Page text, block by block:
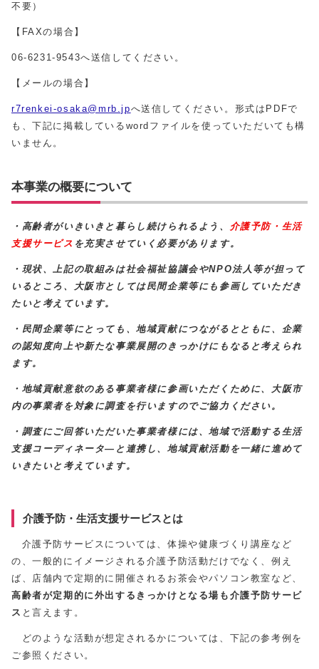
不要）
【FAXの場合】
06-6231-9543へ送信してください。
【メールの場合】
r7renkei-osaka@mrb.jpへ送信してください。形式はPDFで
も、下記に掲載しているwordファイルを使っていただいても構
いません。
本事業の概要について
・高齢者がいきいきと暮らし続けられるよう、 介護予防・生活
支援サービス を充実させていく必要があります。
・現状、上記の取組みは社会福祉協議会やNPO法人等が担って
いるところ、大阪市としては民間企業等にも参画していただき
たいと考えています。
・民間企業等にとっても、地域貢献につながるとともに、企業
の認知度向上や新たな事業展開のきっかけにもなると考えられ
ます。
・地域貢献意欲のある事業者様に参画いただくために、大阪市
内の事業者を対象に調査を行いますのでご協力ください。
・調査にご回答いただいた事業者様には、地域で活動する生活
支援コーディネータ―と連携し、地域貢献活動を一緒に進めて
いきたいと考えています。
介護予防・生活支援サービスとは
介護予防サービスについては、体操や健康づくり講座など
の、一般的にイメージされる介護予防活動だけでなく、例え
ば、店舗内で定期的に開催されるお茶会やパソコン教室など、
高齢者が定期的に外出するきっかけとなる場も介護予防サービ
ス と言えます。
どのような活動が想定されるかについては、下記の参考例を
ご参照ください。